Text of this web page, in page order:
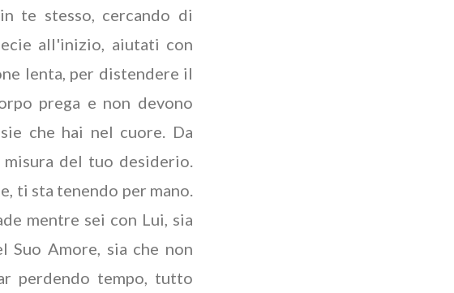
te stesso, cercando di
all'inizio, aiutati con
lenta, per distendere il
prega e non devono
che hai nel cuore. Da
del tuo desiderio.
ti sta tenendo per mano.
mentre sei con Lui, sia
Suo Amore, sia che non
perdendo tempo, tutto